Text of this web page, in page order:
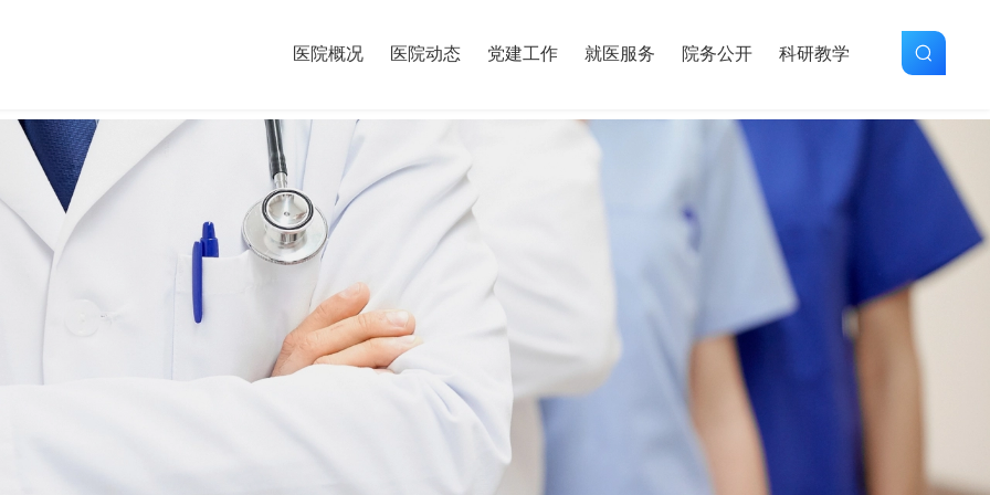
医院概况 医院动态 党建工作 就医服务 院务公开 科研教学